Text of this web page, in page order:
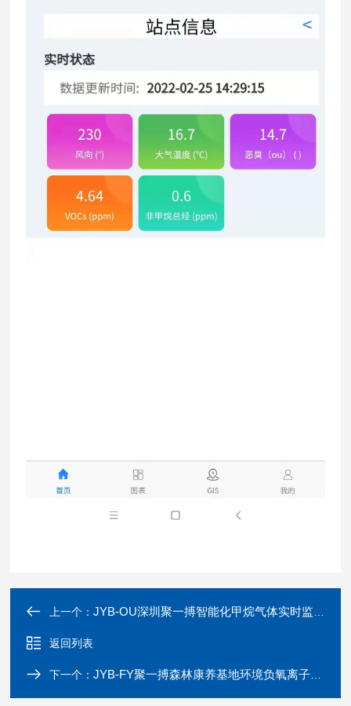
上一个：JYB-OU深圳聚一搏智能化甲烷气体实时监测系统
返回列表
下一个：JYB-FY聚一搏森林康养基地环境负氧离子监测系统